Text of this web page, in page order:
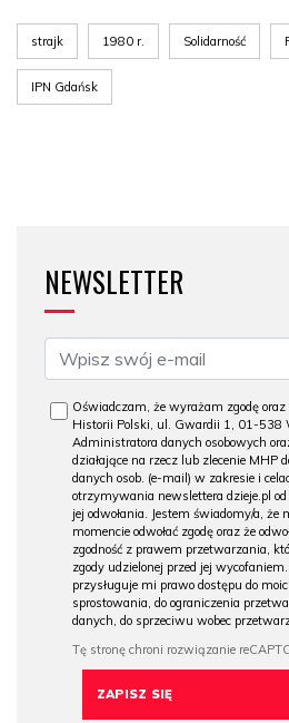
strajk 1980 r. Solidarność
IPN Gdańsk
NEWSLETTER
Oświadczam, że wyrażam zgodę
Historii Polski, ul. Gwardii 1, 01-538
Administratora danych osobowych
działające na rzecz lub zlecenie MHP
danych osob. (e-mail) w zakresie i
otrzymywania newslettera dzieje.pl
jej odwołania. Jestem świadomy/a,
momencie odwołać zgodę oraz że
zgodność z prawem przetwarzania,
zgody udzielonej przed jej
przysługuje mi prawo dostępu do
sprostowania, do ograniczenia
danych, do sprzeciwu wobec